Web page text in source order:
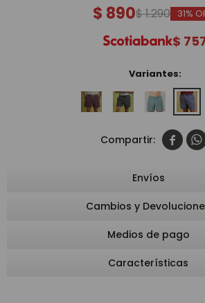
$ 890$1.290 31
$
Variantes:
 
Envíos
Cambios y
Medios de pago
Características